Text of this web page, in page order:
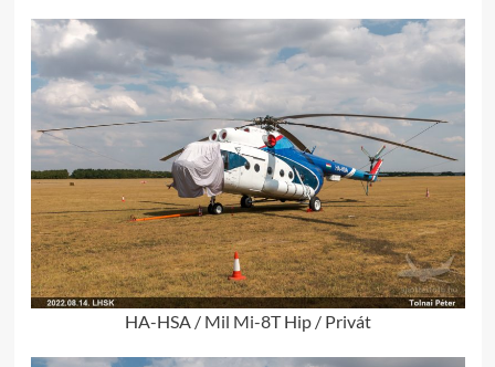
HA-HSA / Mil Mi-8T Hip / Privát